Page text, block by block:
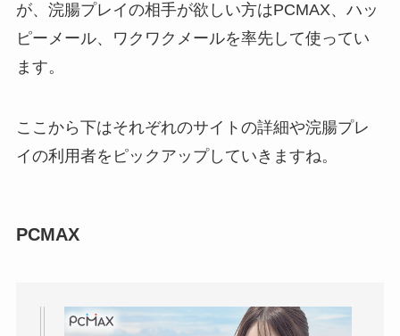
が、浣腸プレイの相手が欲しい方はPCMAX、ハッ
ピーメール、ワクワクメールを率先して使ってい
ます。
ここから下はそれぞれのサイトの詳細や浣腸プレ
イの利用者をピックアップしていきますね。
PCMAX